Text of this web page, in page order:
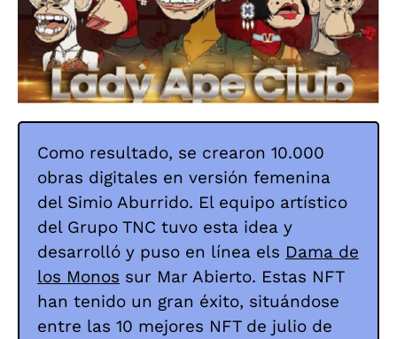
Como resultado, se crearon 10.000
obras digitales en versión femenina
del Simio Aburrido. El equipo artístico
del Grupo TNC tuvo esta idea y
desarrolló y puso en línea els Dama de
los Monos sur Mar Abierto. Estas NFT
han tenido un gran éxito, situándose
entre las 10 mejores NFT de julio de